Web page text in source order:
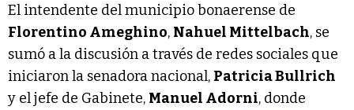
El intendente del municipio bonaerense de
Florentino Ameghino, Nahuel Mittelbach, se
sumó a la discusión a través de redes sociales que
iniciaron la senadora nacional, Patricia Bullrich
y el jefe de Gabinete, Manuel Adorni, donde